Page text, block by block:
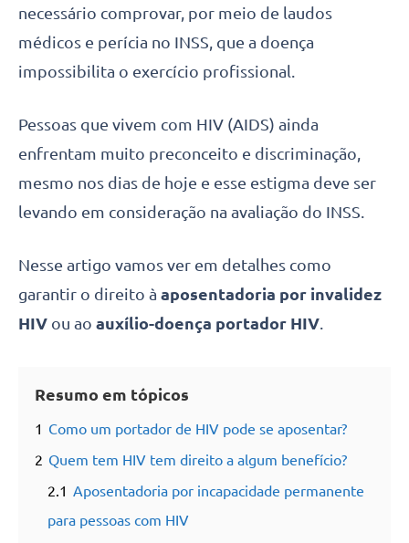
necessário comprovar, por meio de laudos
médicos e perícia no INSS, que a doença
impossibilita o exercício profissional.
Pessoas que vivem com HIV (AIDS) ainda
enfrentam muito preconceito e discriminação,
mesmo nos dias de hoje e esse estigma deve ser
levando em consideração na avaliação do INSS.
Nesse artigo vamos ver em detalhes como
garantir o direito à aposentadoria por invalidez
HIV ou ao auxílio-doença portador HIV.
Resumo em tópicos
1 Como um portador de HIV pode se aposentar?
2 Quem tem HIV tem direito a algum benefício?
2.1 Aposentadoria por incapacidade permanente
para pessoas com HIV